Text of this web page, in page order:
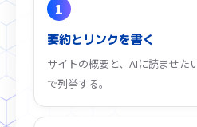
1
要約とリンクを書く
サイトの概要と、AIに読ませた
で列挙する。